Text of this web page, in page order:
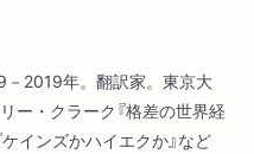
ける経済成長
－2019年。翻訳家。東京大
ー・クラーク『格差の世界経
インズかハイエクか』など